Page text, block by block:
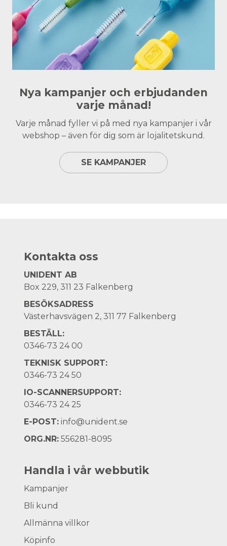
Nya kampanjer och erbjudanden
varje månad!
Varje månad fyller vi på med nya kampanjer i vår
webshop – även för dig som är lojalitetskund.
SE KAMPANJER
Kontakta oss
UNIDENT AB
Box 229, 311 23 Falkenberg
BESÖKSADRESS
Västerhavsvägen 2, 311 77 Falkenberg
BESTÄLL:
0346-73 24 00
TEKNISK SUPPORT:
0346-73 24 50
IO-SCANNERSUPPORT:
0346-73 24 25
E-POST: info@unident.se
ORG.NR: 556281-8095
Handla i vår webbutik
Kampanjer
Bli kund
Allmänna villkor
Köpinfo